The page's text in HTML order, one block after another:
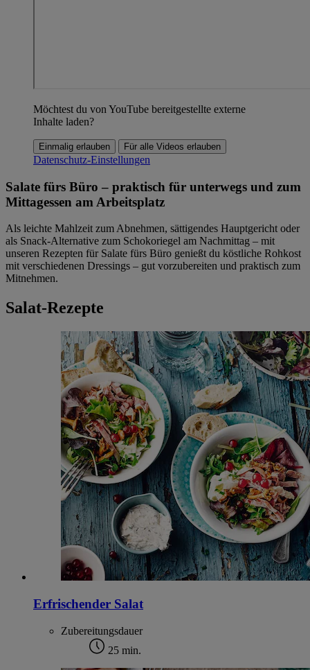
Möchtest du von YouTube bereitgestellte externe
Inhalte laden?
Einmalig erlauben Für alle Videos erlauben
Datenschutz-Einstellungen
Salate fürs Büro – praktisch für unterwegs und zum
Mittagessen am Arbeitsplatz
Als leichte Mahlzeit zum Abnehmen, sättigendes Hauptgericht oder
als Snack-Alternative zum Schokoriegel am Nachmittag – mit
unseren Rezepten für Salate fürs Büro genießt du köstliche Rohkost
mit verschiedenen Dressings – gut vorzubereiten und praktisch zum
Mitnehmen.
Salat-Rezepte
Erfrischender Salat
Zubereitungsdauer
25 min.